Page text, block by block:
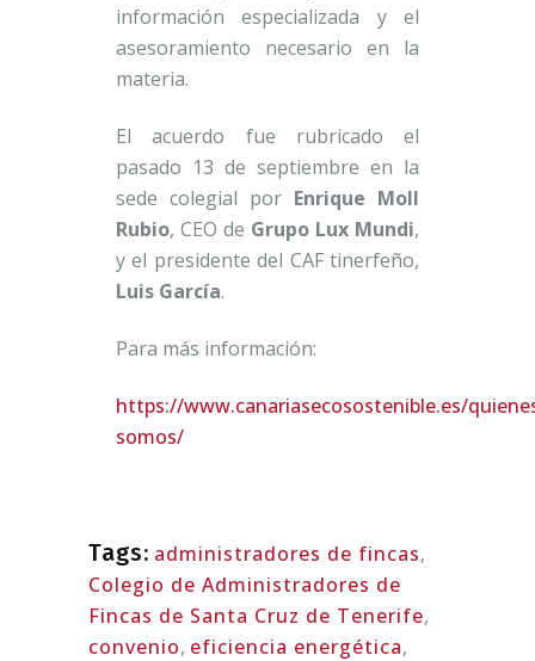
información especializada y el
asesoramiento necesario en la
materia.
El acuerdo fue rubricado el
pasado 13 de septiembre en la
sede colegial por Enrique Moll
Rubio, CEO de Grupo Lux Mundi,
y el presidente del CAF tinerfeño,
Luis García.
Para más información:
https://www.canariasecosostenible.es/
somos/
Tags: administradores de fincas,
Colegio de Administradores de
Fincas de Santa Cruz de Tenerife,
convenio, eficiencia energética,